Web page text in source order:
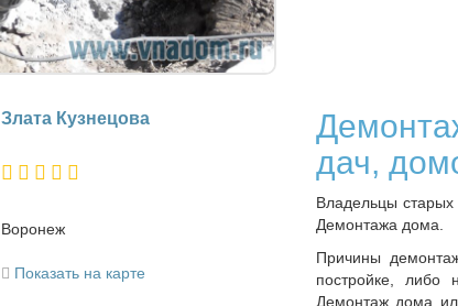
дач,
Владельцы старых
Демонтажа дома.
Причины
постройке, либо
Демонтаж дома
Зла­та Куз­не­цо­ва
Во­ро­неж
Показать на карте